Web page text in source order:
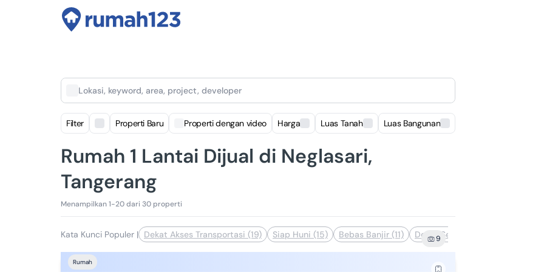
Lokasi, keyword, area, project, developer
Filter Properti Baru Properti dengan video Harga Luas Tanah Luas Bangunan
Rumah 1 Lantai Dijual di Neglasari,
Tangerang
Menampilkan 1-20 dari 30 properti
Kata Kunci Populer | Dekat Akses Transportasi (19) Siap Huni (15) Bebas Banjir (11) Dekat Sekolah (5)
9
Rumah